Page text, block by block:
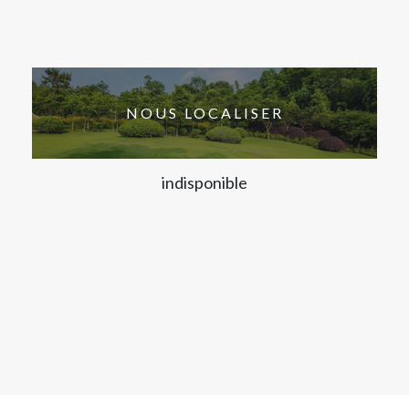
NOUS LOCALISER
indisponible